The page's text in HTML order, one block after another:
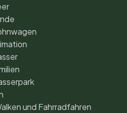
und Fahrradfahren